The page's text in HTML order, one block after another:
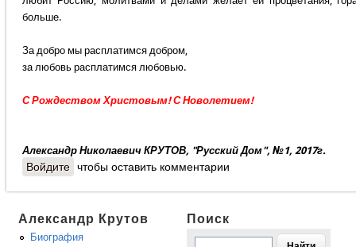
больше.
За добро мы расплатимся добром,
за любовь расплатимся любовью.
С Рождеством Христовым! С Новолетием!
Александр Николаевич КРУТОВ, "Русский Дом", №1, 2017г.
Войдите чтобы оставить комментарии
Александр Крутов
Биография
Поиск